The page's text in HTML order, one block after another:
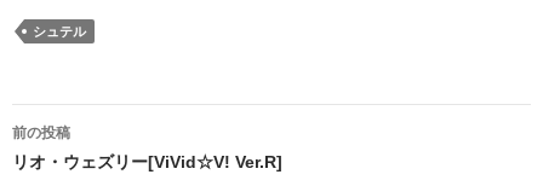
シュテル
投
稿
前の投稿
リオ・ウェズリー[ViVid☆V! Ver.R]